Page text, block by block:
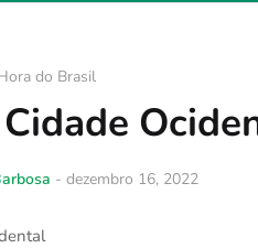
do Brasil
- dezembro 16, 2022